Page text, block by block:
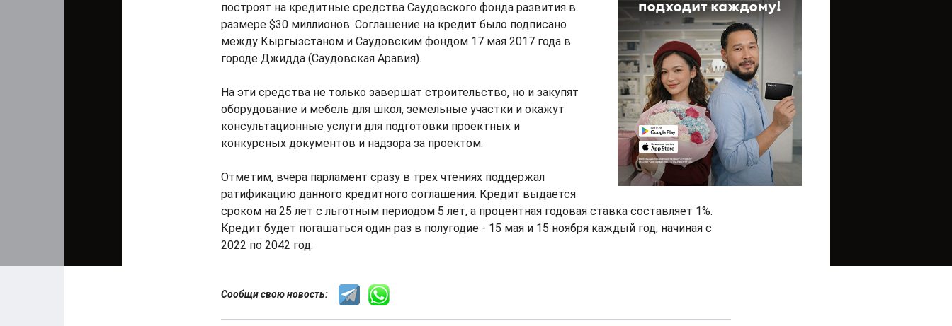
построят на кредитные средства Саудовского фонда развития в
размере $30 миллионов. Соглашение на кредит было подписано
между Кыргызстаном и Саудовским фондом 17 мая 2017 года в
городе Джидда (Саудовская Аравия).
На эти средства не только завершат строительство, но и закупят
оборудование и мебель для школ, земельные участки и окажут
консультационные услуги для подготовки проектных и
конкурсных документов и надзора за проектом.
Отметим, вчера парламент сразу в трех чтениях поддержал
ратификацию данного кредитного соглашения. Кредит выдается
сроком на 25 лет с льготным периодом 5 лет, а процентная годовая ставка составляет 1%.
Кредит будет погашаться один раз в полугодие - 15 мая и 15 ноября каждый год, начиная с
2022 по 2042 год.
Сообщи свою новость: